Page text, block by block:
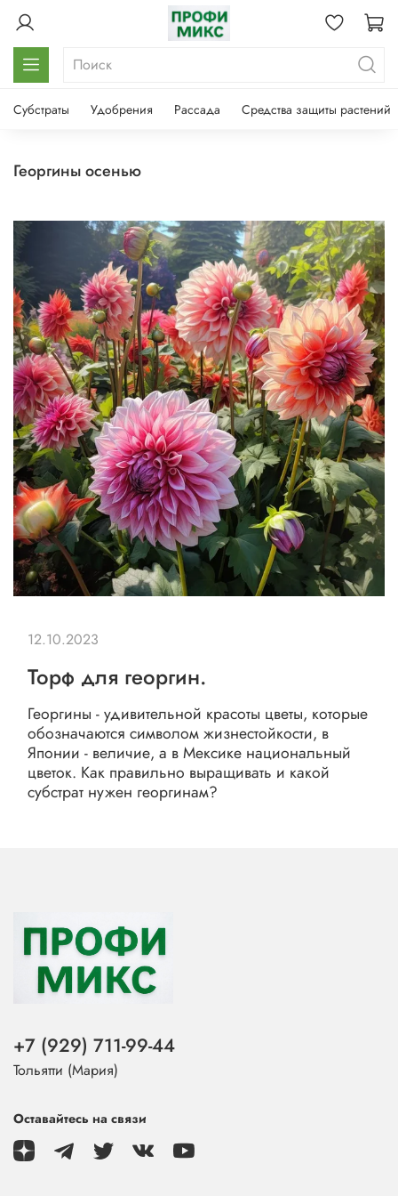
Субстраты Удобрения Рассада Средства защиты растений
георгины осенью
Торф для георгин.
Георгины - удивительной красоты цветы, которые
обозначаются символом жизнестойкости, в
Японии - величие, а в Мексике национальный
цветок. Как правильно выращивать и какой
субстрат нужен георгинам?
12.10.2023
+7 (929) 711-99-44
Тольятти (Мария)
Оставайтесь на связи